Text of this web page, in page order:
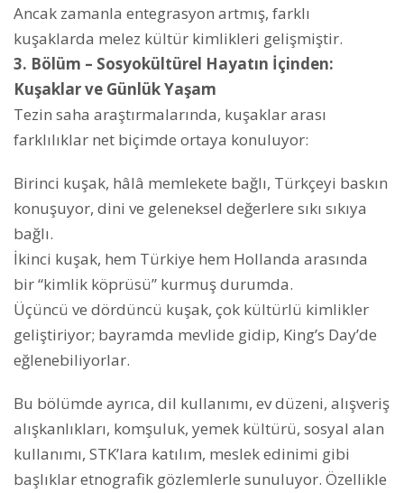
Ancak zamanla entegrasyon artmış, farklı
kuşaklarda melez kültür kimlikleri gelişmiştir.
3. Bölüm – Sosyokültürel Hayatın İçinden:
Kuşaklar ve Günlük Yaşam
Tezin saha araştırmalarında, kuşaklar arası
farklılıklar net biçimde ortaya konuluyor:
Birinci kuşak, hâlâ memlekete bağlı, Türkçeyi baskın
konuşuyor, dini ve geleneksel değerlere sıkı sıkıya
bağlı.
İkinci kuşak, hem Türkiye hem Hollanda arasında
bir “kimlik köprüsü” kurmuş durumda.
Üçüncü ve dördüncü kuşak, çok kültürlü kimlikler
geliştiriyor; bayramda mevlide gidip, King’s Day’de
eğlenebiliyorlar.
Bu bölümde ayrıca, dil kullanımı, ev düzeni, alışveriş
alışkanlıkları, komşuluk, yemek kültürü, sosyal alan
kullanımı, STK’lara katılım, meslek edinimi gibi
başlıklar etnografik gözlemlerle sunuluyor. Özellikle